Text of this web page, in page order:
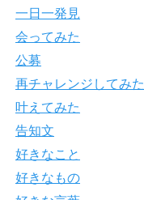
一日一発見
会ってみた
公募
再チャレンジしてみた
叶えてみた
告知文
好きなこと
好きなもの